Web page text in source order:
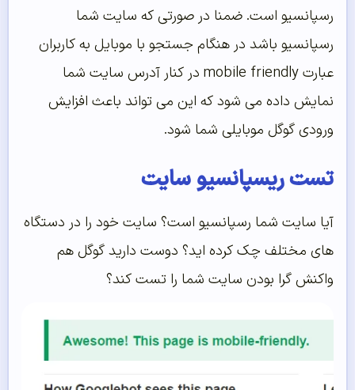
است. ضمنا در صورتی که سایت شما
باشد در هنگام جستجو با موبایل به کاربران
عبارت mobile friendly در کنار آدرس سایت شما
داده می شود که این می تواند باعث افزایش
گوگل موبایلی شما شود.
ریسپانسیو سایت
سایت شما رسپانسیو است؟ سایت خود را در دستگاه
مختلف چک کرده اید؟ دوست دارید گوگل هم
گرا بودن سایت شما را تست کند؟